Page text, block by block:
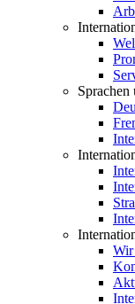
Wir